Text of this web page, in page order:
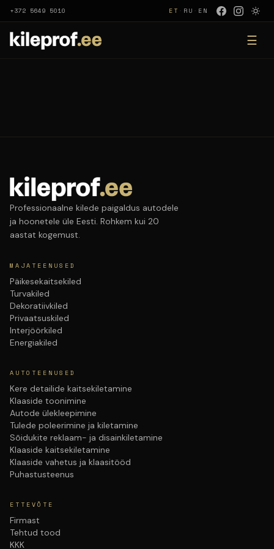
+372 5649 5010 ET · RU · EN
☰
Professionaalne kilede paigaldus autodele
ja hoonetele üle Eesti. Rohkem kui 20
aastat kogemust.
MAJATEENUSED
Päikesekaitsekiled
Turvakiled
Dekoratiivkiled
Privaatsuskiled
Interjöörkiled
Energiakiled
AUTOTEENUSED
Kere detailide kaitsekiletamine
Klaaside toonimine
Autode ülekleepimine
Tulede poleerimine ja kiletamine
Sõidukite reklaam- ja disainkiletamine
Klaaside kaitsekiletamine
Klaaside vahetus ja klaasitööd
Puhastusteenus
ETTEVÕTE
Firmast
Tehtud tood
KKK